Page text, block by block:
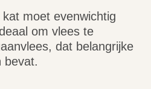
moet evenwichtig
om vlees te
dat belangrijke
bevat.